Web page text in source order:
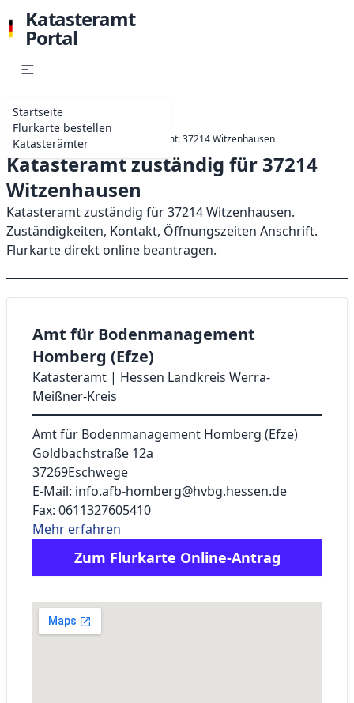
Katasteramt
Portal
Startseite
Flurkarte bestellen
Katasterämter
Startseite Hessen Katasteramt: 37214 Witzenhausen
Katasteramt zuständig für 37214
Witzenhausen
Katasteramt zuständig für 37214 Witzenhausen.
Zuständigkeiten, Kontakt, Öffnungszeiten Anschrift.
Flurkarte direkt online beantragen.
Amt für Bodenmanagement
Homberg (Efze)
Katasteramt | Hessen Landkreis Werra-
Meißner-Kreis
Amt für Bodenmanagement Homberg (Efze)
Goldbachstraße 12a
37269Eschwege
E-Mail: info.afb-homberg@hvbg.hessen.de
Fax: 0611327605410
Mehr erfahren
Zum Flurkarte Online-Antrag